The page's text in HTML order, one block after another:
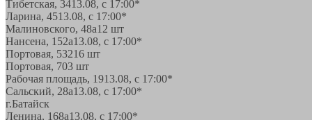
Тибетская, 3413.08, с 17:00*
Ларина, 4513.08, с 17:00*
Малиновского, 48а12 шт
Нансена, 152а13.08, с 17:00*
Портовая, 53216 шт
Портовая, 703 шт
Рабочая площадь, 1913.08, с 17:00*
Сальский, 28a13.08, с 17:00*
г.Батайск
Ленина, 168а13.08, с 17:00*